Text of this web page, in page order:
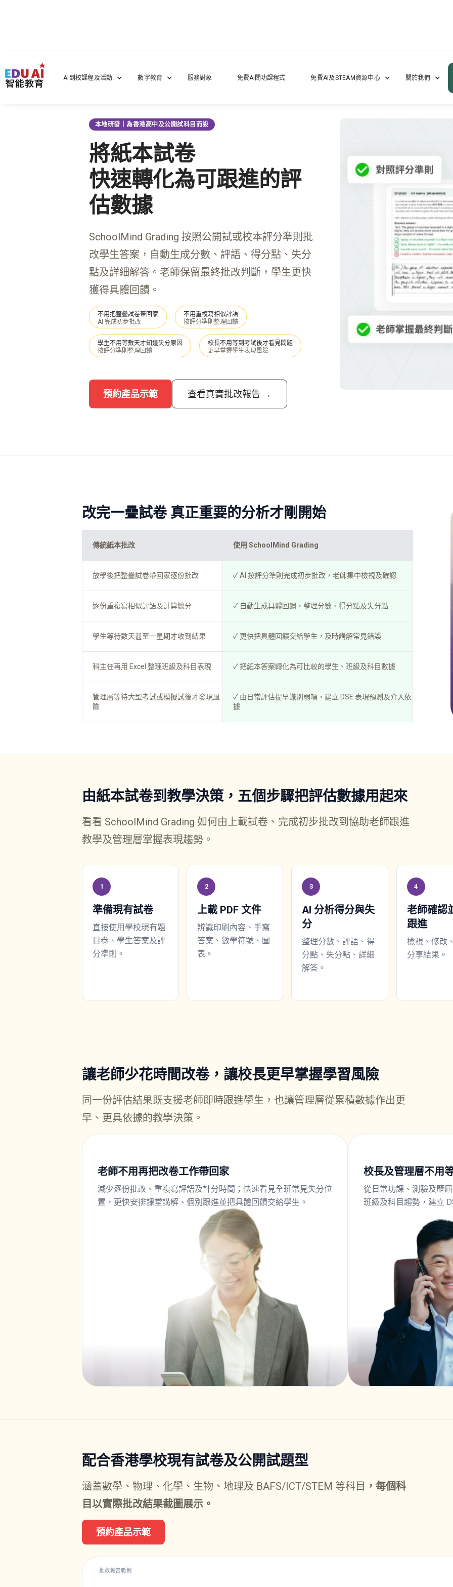
AI到校課程及活動 數字教育 服務對象 免費AI問功課程式 免費AI及STEAM資源中心 關於我們
本地研發｜為香港高中及公開試科目而設
將紙本試卷
快速轉化為可跟進的評
估數據
SchoolMind Grading 按照公開試或校本評分準則批
改學生答案，自動生成分數、評語、得分點、失分
點及詳細解答。老師保留最終批改判斷，學生更快
獲得具體回饋。
不用把整疊試卷帶回家
AI 完成初步批改
不用重複寫相似評語
按評分準則整理回饋
學生不用等數天才知道失分原因
按評分準則整理回饋
校長不用等到考試後才看見問題
更早掌握學生表現風險
預約產品示範 查看真實批改報告 →
改完一疊試卷 真正重要的分析才剛開始
傳統紙本批改 使用 SchoolMind Grading
放學後把整疊試卷帶回家逐份批改 ✓ AI 按評分準則完成初步批改，老師集中檢視及確認
逐份重複寫相似評語及計算總分 ✓ 自動生成具體回饋，整理分數、得分點及失分點
學生等待數天甚至一星期才收到結果 ✓ 更快把具體回饋交給學生，及時講解常見錯誤
科主任再用 Excel 整理班級及科目表現 ✓ 把紙本答案轉化為可比較的學生、班級及科目數據
管理層等待大型考試或模擬試後才發現風
險
✓ 由日常評估提早識別弱項，建立 DSE 表現預測及介入依
據
由紙本試卷到教學決策，五個步驟把評估數據用起來
看看 SchoolMind Grading 如何由上載試卷、完成初步批改到協助老師跟進
教學及管理層掌握表現趨勢。
1
準備現有試卷
直接使用學校現有題
目卷、學生答案及評
分準則。
2
上載 PDF 文件
辨識印刷內容、手寫
答案、數學符號、圖
表。
3
AI 分析得分與失
分
整理分數、評語、得
分點、失分點、詳細
解答。
4
老師確認
跟進
檢視、修改
分享結果。
讓老師少花時間改卷，讓校長更早掌握學習風險
同一份評估結果既支援老師即時跟進學生，也讓管理層從累積數據作出更
早、更具依據的教學決策。
老師不用再把改卷工作帶回家
減少逐份批改、重複寫評語及計分時間；快速看見全班常見失分位
置，更快安排課堂講解、個別跟進並把具體回饋交給學生。
校長及管理層不用
從日常功課、測驗及歷
班級及科目趨勢，建立
配合香港學校現有試卷及公開試題型
涵蓋數學、物理、化學、生物、地理及 BAFS/ICT/STEM 等科目 ，每個科
目以實際批改結果截圖展示。
預約產品示範
批改報告範例